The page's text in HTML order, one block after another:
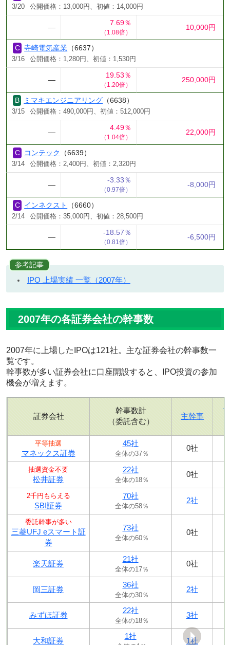
3/20 公開価格：13,000円、初値：14,000円
―
7.69％
（1.08倍）
10,000円
寺崎電気産業 （6637）
3/16 公開価格：1,280円、初値：1,530円
―
19.53％
（1.20倍）
250,000円
ミマキエンジニアリング （6638）
3/15 公開価格：490,000円、初値：512,000円
―
4.49％
（1.04倍）
22,000円
コンテック （6639）
3/14 公開価格：2,400円、初値：2,320円
―
-3.33％
（0.97倍）
-8,000円
インネクスト （6660）
2/14 公開価格：35,000円、初値：28,500円
―
-18.57％
（0.81倍）
-6,500円
参考記事
IPO 上場実績 一覧（2007年）
2007年の各証券会社の幹事数
2007年に上場したIPOは121社。主な証券会社の幹事数一
覧です。
幹事数が多い証券会社に口座開設すると、IPO投資の参加
機会が増えます。
証券会社
幹事数計
（委託含む）
主幹事
平等抽選
マネックス証券
45社
全体の37％
0社
抽選資金不要
松井証券
22社
全体の18％
0社
2千円もらえる
SBI証券
70社
全体の58％
2社
委託幹事が多い
三菱UFJ eスマート証
券
73社
全体の60％
0社
楽天証券
21社
全体の17％
0社
岡三証券
36社
全体の30％
2社
みずほ証券
22社
全体の18％
3社
大和証券
1社
1社